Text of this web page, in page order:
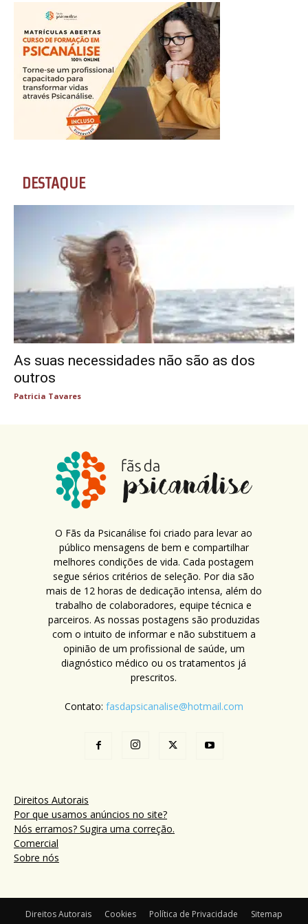
DESTAQUE
As suas necessidades não são as dos
outros
Patricia Tavares
O Fãs da Psicanálise foi criado para levar ao
público mensagens de bem e compartilhar
melhores condições de vida. Cada postagem
segue sérios critérios de seleção. Por dia são
mais de 12 horas de dedicação intensa, além do
trabalho de colaboradores, equipe técnica e
parceiros. As nossas postagens são produzidas
com o intuito de informar e não substituem a
opinião de um profissional de saúde, um
diagnóstico médico ou os tratamentos já
prescritos.
Contato: fasdapsicanalise@hotmail.com
Direitos Autorais
Por que usamos anúncios no site?
Nós erramos? Sugira uma correção.
Comercial
Sobre nós
Direitos Autorais Cookies Política de Privacidade Sitemap